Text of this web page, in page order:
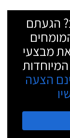
הגעתם
את מבצעי
הצעה